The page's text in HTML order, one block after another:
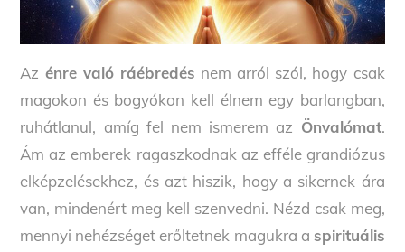
Az énre való ráébredés nem arról szól, hogy csak
magokon és bogyókon kell élnem egy barlangban,
ruhátlanul, amíg fel nem ismerem az Önvalómat.
Ám az emberek ragaszkodnak az efféle grandiózus
elképzelésekhez, és azt hiszik, hogy a sikernek ára
van, mindenért meg kell szenvedni. Nézd csak meg,
mennyi nehézséget erőltetnek magukra a spirituális